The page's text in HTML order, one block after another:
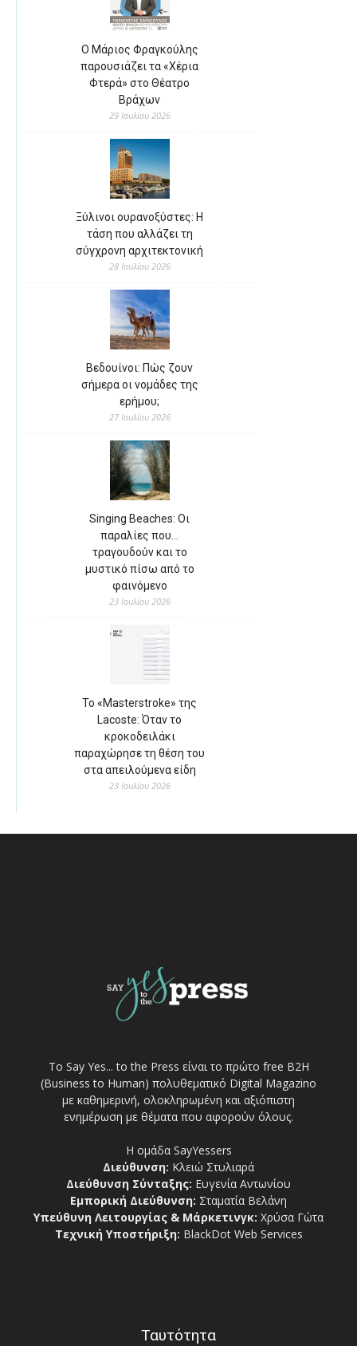
Ο Μάριος Φραγκούλης
παρουσιάζει τα «Χέρια
Φτερά» στο Θέατρο
Βράχων
29 Ιουλίου 2026
Ξύλινοι ουρανοξύστες: Η
τάση που αλλάζει τη
σύγχρονη αρχιτεκτονική
28 Ιουλίου 2026
Βεδουίνοι: Πώς ζουν
σήμερα οι νομάδες της
ερήμου;
27 Ιουλίου 2026
Singing Beaches: Οι
παραλίες που…
τραγουδούν και το
μυστικό πίσω από το
φαινόμενο
23 Ιουλίου 2026
Το «Masterstroke» της
Lacoste: Όταν το
κροκοδειλάκι
παραχώρησε τη θέση του
στα απειλούμενα είδη
23 Ιουλίου 2026
Το Say Yes... to the Press είναι το πρώτο free Β2Η
(Business to Human) πολυθεματικό Digital Magazino
με καθημερινή, ολοκληρωμένη και αξιόπιστη
ενημέρωση με θέματα που αφορούν όλους.
Η ομάδα SayYessers
Διεύθυνση: Κλειώ Στυλιαρά
Διεύθυνση Σύνταξης: Ευγενία Αντωνίου
Εμπορική Διεύθυνση: Σταματία Βελάνη
Υπεύθυνη Λειτουργίας & Μάρκετινγκ: Χρύσα Γώτα
Τεχνική Υποστήριξη: BlackDot Web Services
Ταυτότητα